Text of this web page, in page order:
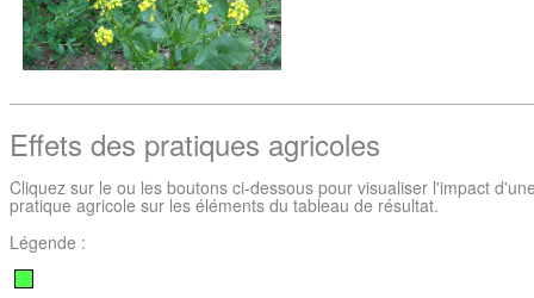
Effets des pratiques agricoles
Cliquez sur le ou les boutons ci-dessous pour visualiser l'impact
pratique agricole sur les éléments du tableau de résultat.
Légende :